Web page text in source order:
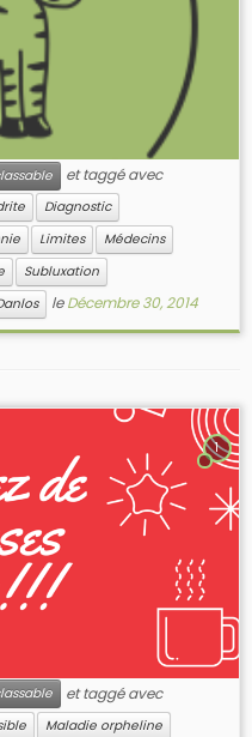
et taggé avec
Diagnostic
Limites
Médecins
Subluxation
leDécembre 30, 2014
1
et taggé avec
Maladie orpheline